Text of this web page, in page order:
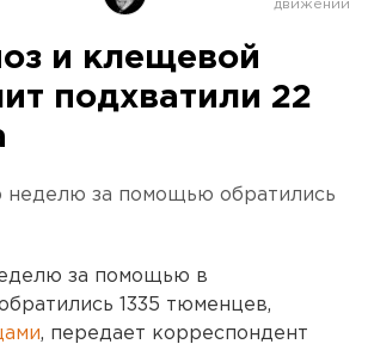
и клещевой
подхватили 22
за помощью обратились
за помощью в
1335 тюменцев,
, передает корреспондент